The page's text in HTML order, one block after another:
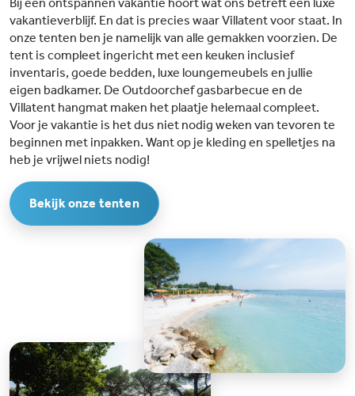
Adventure Park.Direct aan het strand: Je kunt kiezen uit een privéstrand
met ligbedden en parasols (betaald) of het vrije strand. Voor kinderen is er
een speciaal strandgedeelte met kalm en veilig water om te spelen.
Daarnaast geniet je met onder andere kajak, windsurfen, duiken en jetskiën
van eindeloos watersportplezier!
vakantieverblijf. En dat is precies waar Villatent voor staat. In
onze tenten ben je namelijk van alle gemakken voorzien. De
tent is compleet ingericht met een keuken inclusief
inventaris, goede bedden, luxe loungemeubels en jullie
eigen badkamer. De Outdoorchef gasbarbecue en de
Villatent hangmat maken het plaatje helemaal compleet.
Voor je vakantie is het dus niet nodig weken van tevoren te
beginnen met inpakken. Want op je kleding en spelletjes na
heb je vrijwel niets nodig!
Bekijk onze tenten